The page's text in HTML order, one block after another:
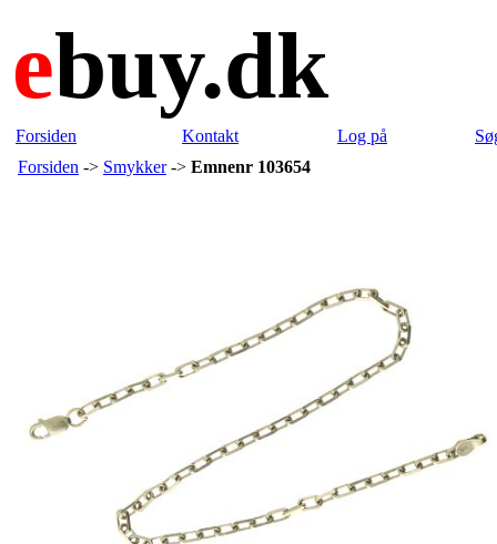
ebuy.dk
Forsiden Kontakt Log på
Forsiden -> Smykker-> Emnenr 103654